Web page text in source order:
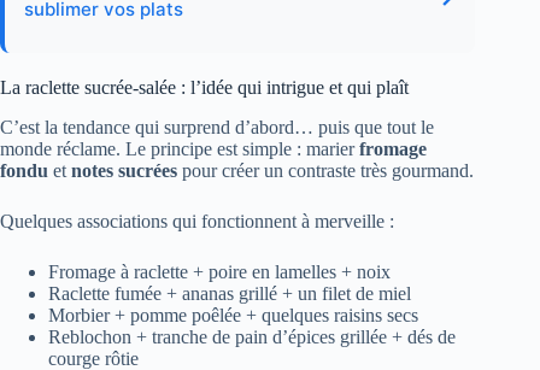
sublimer vos plats
La raclette sucrée-salée : l’idée qui intrigue et qui plaît
C’est la tendance qui surprend d’abord… puis que tout le
monde réclame. Le principe est simple : marierfromage
fondu et notes sucrées pour créer un contraste très gourmand.
Quelques associations qui fonctionnent à merveille :
Fromage à raclette + poire en lamelles + noix
Raclette fumée + ananas grillé + un filet de miel
Morbier + pomme poêlée + quelques raisins secs
Reblochon + tranche de pain d’épices grillée + dés de
courge rôtie